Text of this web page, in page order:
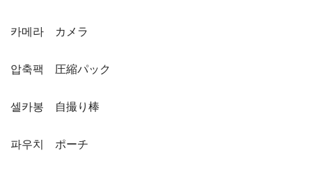
카메라 カメラ
압축팩 圧縮パック
셀카봉 自撮り棒
파우치 ポーチ